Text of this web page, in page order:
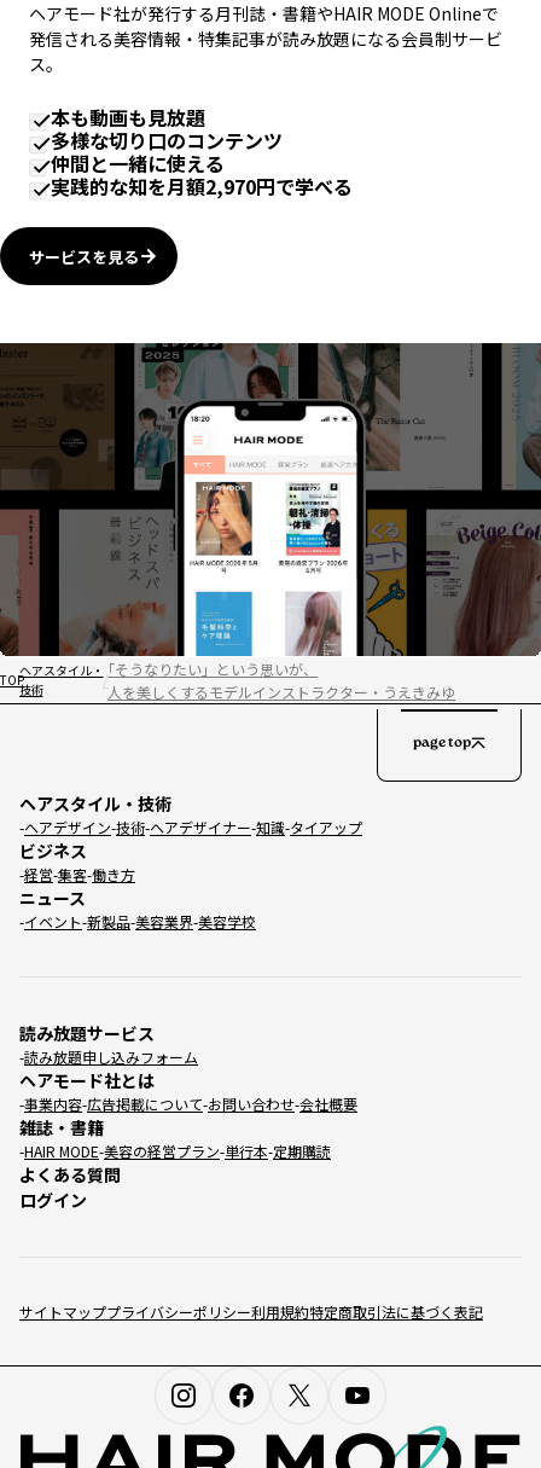
ヘアモード社が発行する月刊誌・書籍やHAIR MODE Onlineで
発信される美容情報・特集記事が読み放題になる会員制サービ
ス。
本も動画も見放題
多様な切り口のコンテンツ
仲間と一緒に使える
実践的な知を月額2,970円で学べる
サービスを見る
TOP
ヘアスタイル・
技術
｢そうなりたい」という思いが、
人を美しくするモデルインストラクター・うえきみゆ
サイトマッププライバシーポリシー利用規約特定商取引法に基づく表記
ヘアスタイル・技術
ヘアデザイン 技術 ヘアデザイナー 知識 タイアップ
ビジネス
経営 集客 働き方
ニュース
イベント 新製品 美容業界 美容学校
読み放題サービス
読み放題申し込みフォーム
ヘアモード社とは
事業内容 広告掲載について お問い合わせ 会社概要
雑誌・書籍
HAIR MODE 美容の経営プラン 単行本 定期購読
よくある質問
ログイン
page top